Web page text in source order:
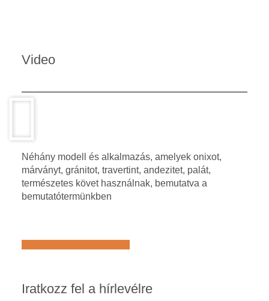
Video
Néhány modell és alkalmazás, amelyek onixot,
márványt, gránitot, travertint, andezitet, palát,
természetes követ használnak, bemutatva a
bemutatótermünkben
Iratkozz fel a hírlevélre